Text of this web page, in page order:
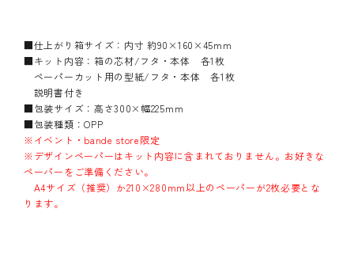
■仕上がり箱サイズ：内寸 約90×160×45mm
■キット内容：箱の芯材/フタ・本体 各1枚
ペーパーカット用の型紙/フタ・本体 各1枚
説明書付き
■包装サイズ：高さ300×幅225mm
■包装種類：OPP
※イベント・bande store限定
※デザインペーパーはキット内容に含まれておりません。お好きな
ペーパーをご準備ください。
A4サイズ（推奨）か210×280mm以上のペーパーが2枚必要とな
ります。